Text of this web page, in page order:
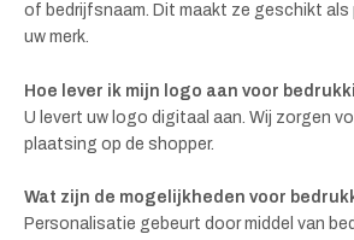
of bedrijfsnaam. Dit maakt ze geschikt als
uw merk.
Hoe lever ik mijn logo aan voor
U levert uw logo digitaal aan. Wij zorgen
plaatsing op de shopper.
Wat zijn de mogelijkheden voor
Personalisatie gebeurt door middel van